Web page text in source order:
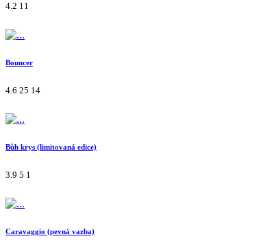
4.2 11
Bouncer
4.6 25 14
Bůh krys (limitovaná edice)
3.9 5 1
Caravaggio (pevná vazba)